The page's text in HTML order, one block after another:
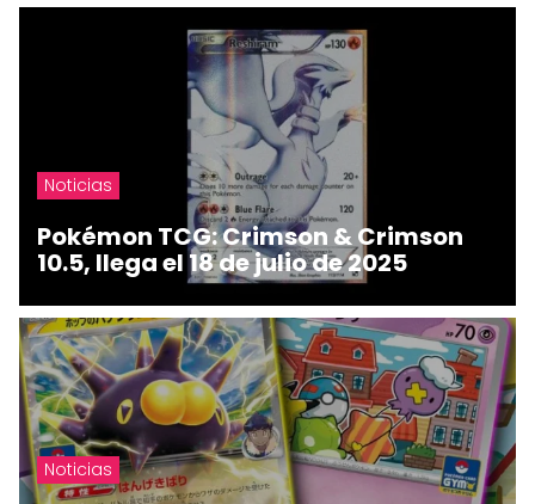
Noticias
Pokémon TCG: Crimson & Crimson
10.5, llega el 18 de julio de 2025
Noticias